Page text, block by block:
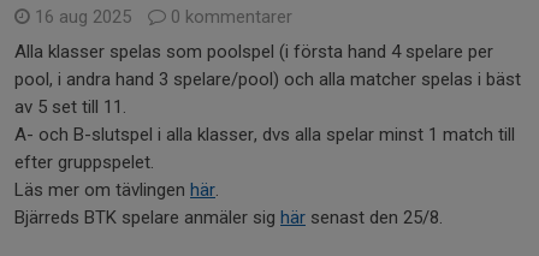
16 aug 2025
0 kommentarer
Alla klasser spelas som poolspel (i första hand 4 spelare per
pool, i andra hand 3 spelare/pool) och alla matcher spelas i bäst
av 5 set till 11.
A- och B-slutspel i alla klasser, dvs alla spelar minst 1 match till
efter gruppspelet.
Läs mer om tävlingen här.
Bjärreds BTK spelare anmäler sig här senast den 25/8.